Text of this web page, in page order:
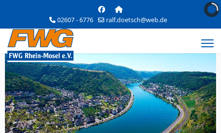
02607 - 6776 ralf.doetsch@web.de